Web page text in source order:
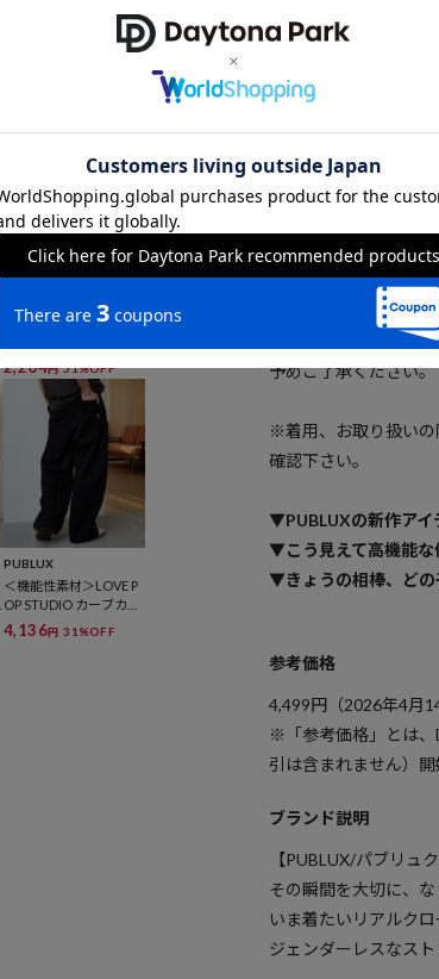
＜機能性素材＞PROMIS
2,204円 51%OFF
PUBLUX
＜機能性素材＞LOVE P
OP STUDIO カーブカッ
トパンツ 限定展開
4,136円 31%OFF
デニムやカーゴパン
せてきれいめに外すの
レディースはタック
◎。
---
※商品の色味は、商品
※掲載画像の商品の
場合がございます。
予めご了承ください。
※着用、お取り扱いの
確認下さい。
▼PUBLUXの新作アイ
▼こう見えて高機能な
▼きょうの相棒、どの
参考価格
4,499円（2026年4月
※「参考価格」とは、
引は含まれません）開
ブランド説明
【PUBLUX/パブリュク
その瞬間を大切に、な
いま着たいリアルクロ
ジェンダーレスなスト